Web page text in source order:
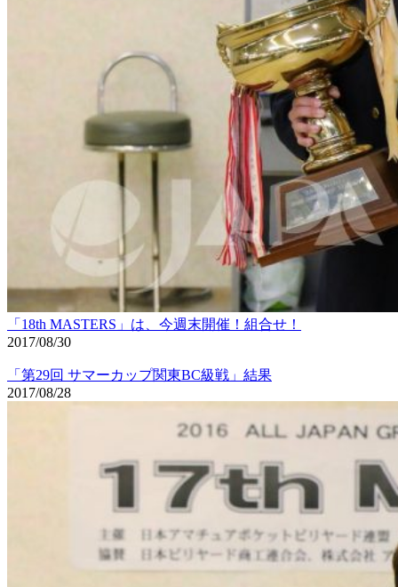
「18th MASTERS」は、今週末開催！組合せ！
2017/08/30
「第29回 サマーカップ関東BC級戦」結果
2017/08/28